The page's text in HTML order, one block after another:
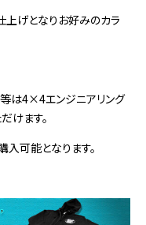
上げとなりお好みのカラ
は4×4エンジニアリング
けます。
可能となります。